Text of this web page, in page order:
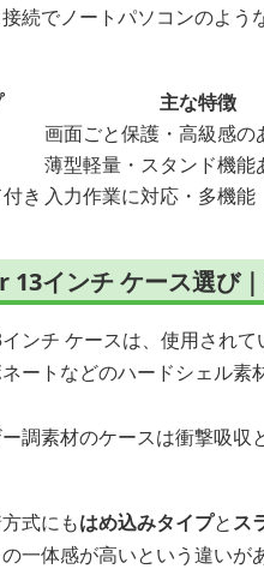
続でノートパソコンのよ
主な特徴
画面ごと保護・高級感の
薄型軽量・スタンド機能
き 入力作業に対応・多機能
13インチ ケース選び
ンチ ケースは、使用されて
ートなどのハードシェル
調素材のケースは衝撃吸
式にもはめ込みタイプとス
一体感が高いという違いが